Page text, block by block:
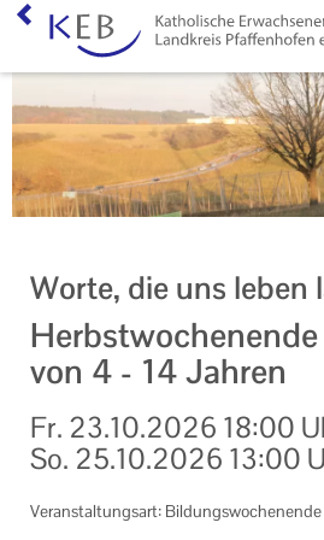
Worte, die uns leben
von 4 - 14 Jahren
Fr. 23.10.2026 18:00
So. 25.10.2026 13:00
Veranstaltungsart: Bildungswochenende
Veranstaltungen
KEB Pfaffenhofen
50 Jahre KEB im Landkreis
Geschäftsstelle
Mitglieder und Kooperationspartner